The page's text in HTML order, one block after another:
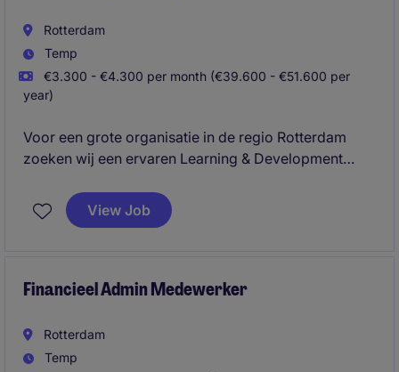
Rotterdam
Temp
€3.300 - €4.300 per month (€39.600 - €51.600 per
year)
Voor een grote organisatie in de regio Rotterdam
zoeken wij een ervaren Learning & Development
naar effectieve leeroplossingen, leerpaden en
ontwikkelprogramma's. Je werkt nauw samen met
View Job
Financieel Admin Medewerker
Rotterdam
Temp